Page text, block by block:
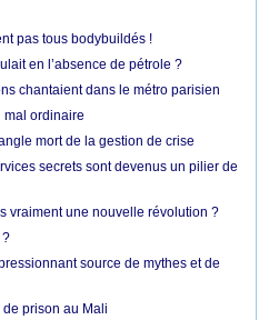
pas tous bodybuildés !
en l’absence de pétrole ?
chantaient dans le métro parisien
mal ordinaire
mort de la gestion de crise
secrets sont devenus un pilier de
vraiment une nouvelle révolution ?
?
source de mythes et de
prison au Mali